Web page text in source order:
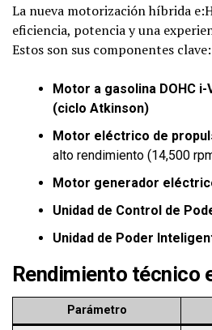
La nueva motorización híbrida
eficiencia, potencia y una
Estos son sus componentes clave:
Motor a gasolina DOHC
(ciclo Atkinson)
Motor eléctrico de
alto rendimiento (14,500
Motor generador
Unidad de Control de
Unidad de Poder
Rendimiento técnico
Parámetro